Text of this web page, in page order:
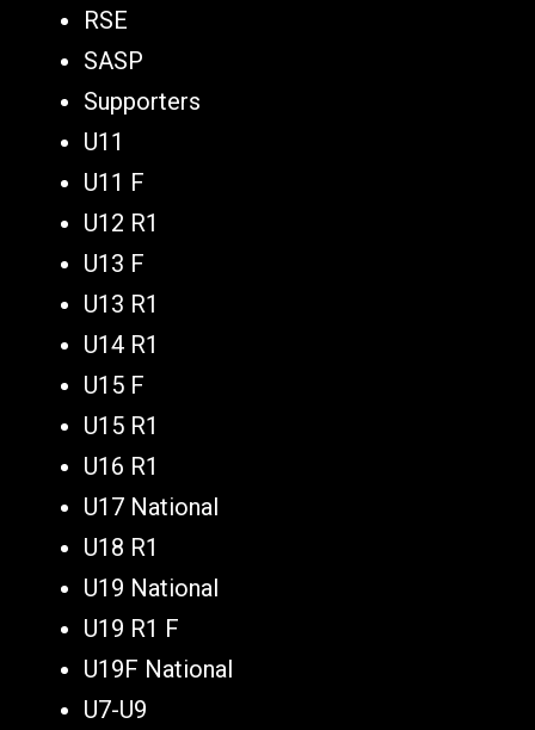
RSE
SASP
Supporters
U11
U11 F
U12 R1
U13 F
U13 R1
U14 R1
U15 F
U15 R1
U16 R1
U17 National
U18 R1
U19 National
U19 R1 F
U19F National
U7-U9